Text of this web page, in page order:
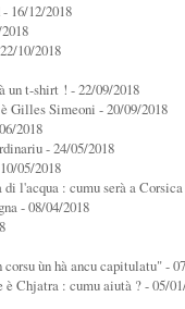
- 16/12/2018
10/2018
un t-shirt ! - 22/09/2018
Gilles Simeoni - 20/09/2018
2018
- 24/05/2018
05/2018
l'acqua : cumu serà a Corsica
- 08/04/2018
ùn hà ancu capitulatu"-
Chjatra : cumu aiutà ?- 05/